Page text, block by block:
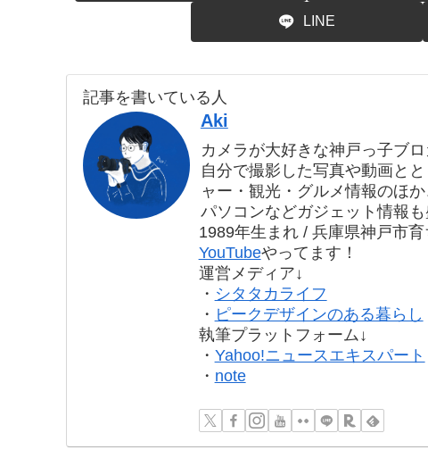
LINE
記事を書いている人
Aki
カメラが大好きな神戸っ子ブロ
自分で撮影した写真や動画と
ャー・観光・グルメ情報のほ
パソコンなどガジェット情報も
1989年生まれ / 兵庫県神戸市育
YouTubeやってます！
運営メディア↓
・ シタタカライフ
・ ピークデザインのある暮らし
執筆プラットフォーム↓
・ Yahoo!ニュースエキスパート
・ note